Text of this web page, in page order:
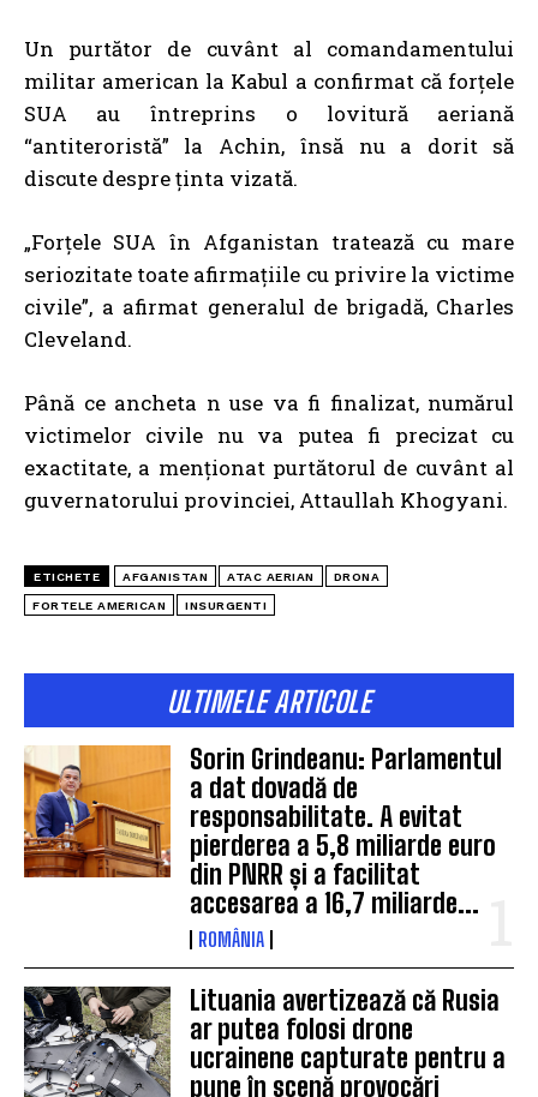
Un purtător de cuvânt al comandamentului
militar american la Kabul a confirmat că forțele
SUA au întreprins o lovitură aeriană
“antiteroristă” la Achin, însă nu a dorit să
discute despre ținta vizată.
„Forțele SUA în Afganistan tratează cu mare
seriozitate toate afirmațiile cu privire la victime
civile”, a afirmat generalul de brigadă, Charles
Cleveland.
Până ce ancheta n use va fi finalizat, numărul
victimelor civile nu va putea fi precizat cu
exactitate, a menționat purtătorul de cuvânt al
guvernatorului provinciei, Attaullah Khogyani.
ETICHETE AFGANISTAN ATAC AERIAN DRONA
FORTELE AMERICAN INSURGENTI
ULTIMELE ARTICOLE
Sorin Grindeanu: Parlamentul
a dat dovadă de
responsabilitate. A evitat
pierderea a 5,8 miliarde euro
din PNRR și a facilitat
accesarea a 16,7 miliarde...
ROMÂNIA
Lituania avertizează că Rusia
ar putea folosi drone
ucrainene capturate pentru a
pune în scenă provocări